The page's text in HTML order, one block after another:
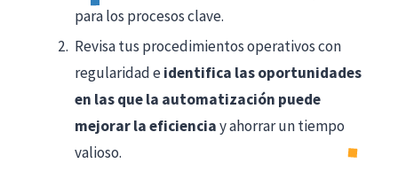
para los procesos clave.
Revisa tus procedimientos operativos con
regularidad eidentifica las oportunidades
en las que la automatización puede
mejorar la eficienciay ahorrar un tiempo
valioso.